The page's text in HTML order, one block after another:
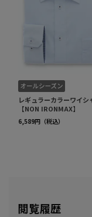
閲覧履歴